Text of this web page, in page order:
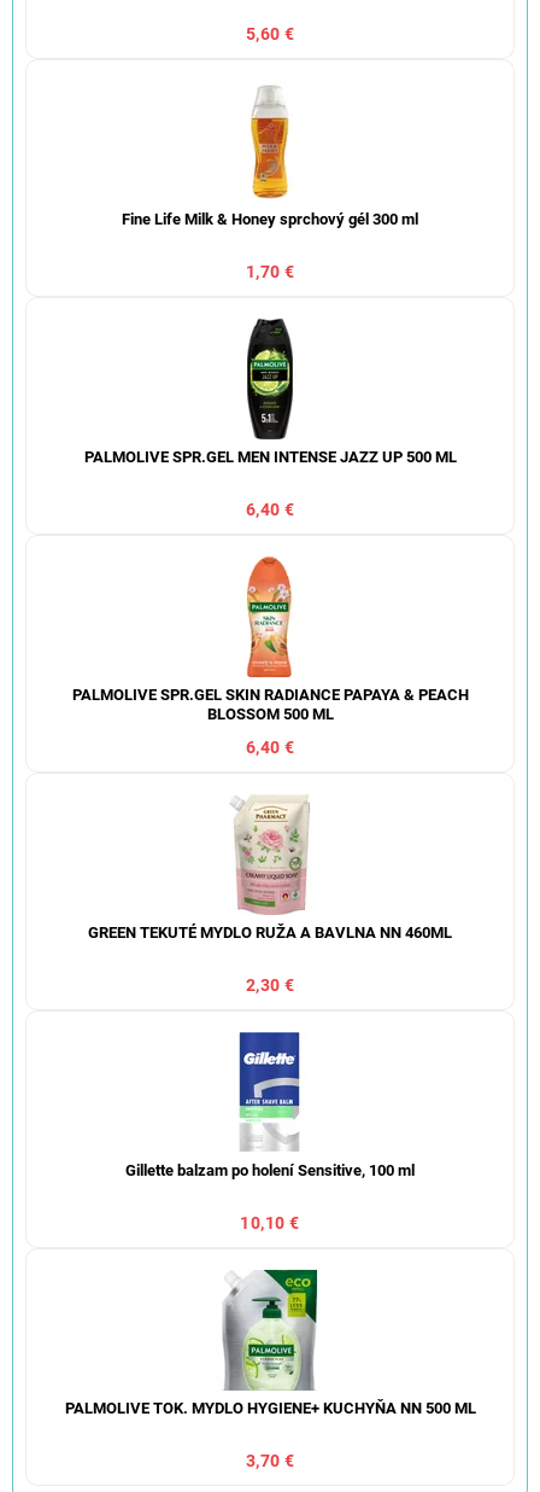
5,60 €
Fine Life Milk & Honey sprchový gél 300 ml
1,70 €
PALMOLIVE SPR.GEL MEN INTENSE JAZZ UP 500 ML
6,40 €
PALMOLIVE SPR.GEL SKIN RADIANCE PAPAYA & PEACH
BLOSSOM 500 ML
6,40 €
GREEN TEKUTÉ MYDLO RUŽA A BAVLNA NN 460ML
2,30 €
Gillette balzam po holení Sensitive, 100 ml
10,10 €
PALMOLIVE TOK. MYDLO HYGIENE+ KUCHYŇA NN 500 ML
3,70 €